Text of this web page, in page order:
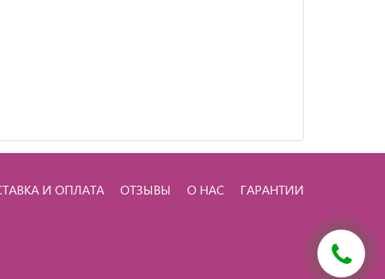
И ОПЛАТА ОТЗЫВЫ О НАС ГАРАНТИИ